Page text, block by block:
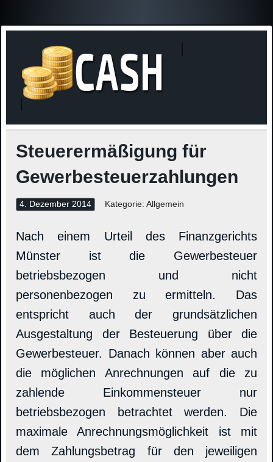
Steuerermäßigung für
Gewerbesteuerzahlungen
4. Dezember 2014 Kategorie: Allgemein
Nach einem Urteil des Finanzgerichts
Münster ist die Gewerbesteuer
betriebsbezogen und nicht
personenbezogen zu ermitteln. Das
entspricht auch der grundsätzlichen
Ausgestaltung der Besteuerung über die
Gewerbesteuer. Danach können aber auch
die möglichen Anrechnungen auf die zu
zahlende Einkommensteuer nur
betriebsbezogen betrachtet werden. Die
maximale Anrechnungsmöglichkeit ist mit
dem Zahlungsbetrag für den jeweiligen